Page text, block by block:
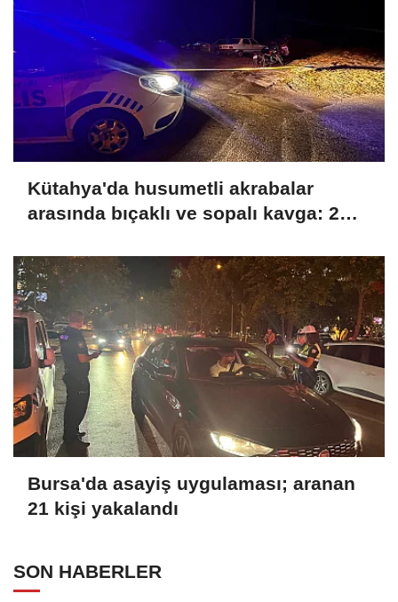
Kütahya'da husumetli akrabalar
arasında bıçaklı ve sopalı kavga: 2
Bursa'da asayiş uygulaması; aranan
21 kişi yakalandı
SON HABERLER